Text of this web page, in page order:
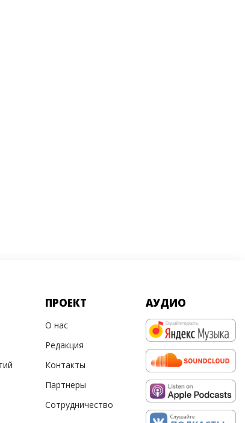
ПРОЕКТ
О нас
Редакция
Контакты
Партнеры
Сотрудничество
АУДИО